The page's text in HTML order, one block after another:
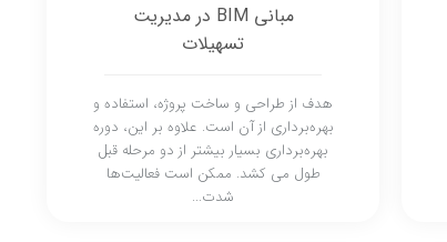
مبانی BIM در مدیریت
تسهیلات
هدف از طراحی و ساخت پروژه، استفاده و
بهره‌برداری از آن است. علاوه بر این، دوره
بهره‌برداری بسیار بیشتر از دو مرحله قبل
طول می کشد. ممکن است فعالیت‌ها
شدت...